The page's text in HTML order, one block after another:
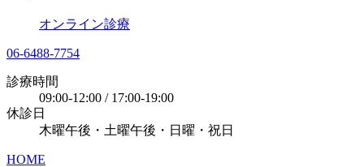
オンライン診療
06-6488-7754
診療時間
09:00-12:00 / 17:00-19:00
休診日
木曜午後・土曜午後・日曜・祝日
HOME